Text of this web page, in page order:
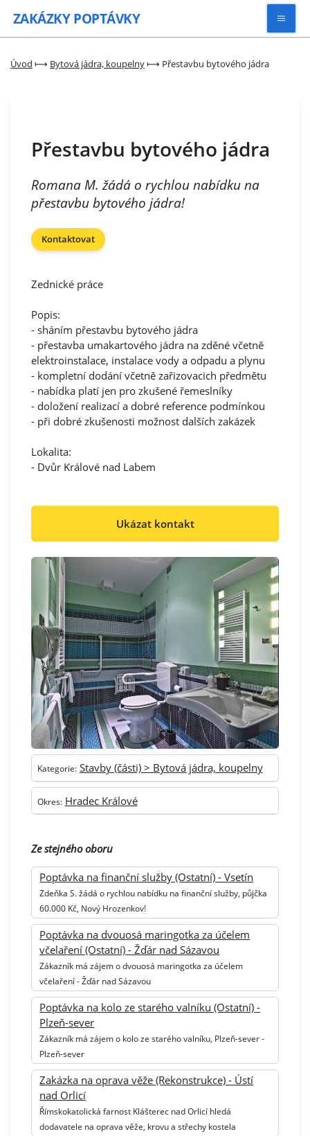
ZAKÁZKY POPTÁVKY
Vyhledávat
Kategorie
Zaregistrovat se
Úvod ⟼ Bytová jádra, koupelny⟼ Přestavbu bytového jádra
Přestavbu bytového jádra
Romana M. žádá o rychlou nabídku na
přestavbu bytového jádra!
Kontaktovat
Zednické práce
Popis:
- sháním přestavbu bytového jádra
- přestavba umakartového jádra na zděné včetně
elektroinstalace, instalace vody a odpadu a plynu
- kompletní dodání včetně zařizovacich předmětu
- nabídka platí jen pro zkušené řemeslníky
- doložení realizací a dobré reference podmínkou
- při dobré zkušenosti možnost dalších zakázek
Lokalita:
- Dvůr Králové nad Labem
Ukázat kontakt
Kategorie: Stavby (části) > Bytová jádra, koupelny
Okres: Hradec Králové
Ze stejného oboru
Poptávka na finanční služby (Ostatní) - Vsetín
Zdeňka S. žádá o rychlou nabídku na finanční služby, půjčka
60.000 Kč, Nový Hrozenkov!
Poptávka na dvouosá maringotka za účelem
včelaření (Ostatní) - Žďár nad Sázavou
Zákazník má zájem o dvouosá maringotka za účelem
včelaření - Žďár nad Sázavou
Poptávka na kolo ze starého valníku (Ostatní) -
Plzeň-sever
Zákazník má zájem o kolo ze starého valníku, Plzeň-sever -
Plzeň-sever
Zakázka na oprava věže (Rekonstrukce) - Ústí
nad Orlicí
Římskokatolická farnost Klášterec nad Orlicí hledá
dodavatele na oprava věže, krovu a střechy kostela